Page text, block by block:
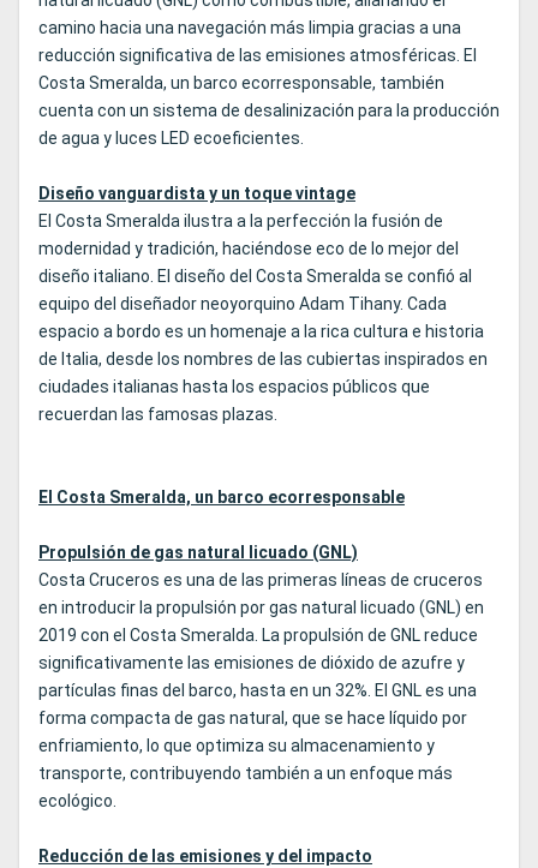
camino hacia una navegación más limpia gracias a una
reducción significativa de las emisiones atmosféricas. El
Costa Smeralda, un barco ecorresponsable, también
cuenta con un sistema de desalinización para la producción
de agua y luces LED ecoeficientes.
Diseño vanguardista y un toque vintage
El Costa Smeralda ilustra a la perfección la fusión de
modernidad y tradición, haciéndose eco de lo mejor del
diseño italiano. El diseño del Costa Smeralda se confió al
equipo del diseñador neoyorquino Adam Tihany. Cada
espacio a bordo es un homenaje a la rica cultura e historia
de Italia, desde los nombres de las cubiertas inspirados en
ciudades italianas hasta los espacios públicos que
recuerdan las famosas plazas.
El Costa Smeralda, un barco ecorresponsable
Propulsión de gas natural licuado (GNL)
Costa Cruceros es una de las primeras líneas de cruceros
en introducir la propulsión por gas natural licuado (GNL) en
2019 con el Costa Smeralda. La propulsión de GNL reduce
significativamente las emisiones de dióxido de azufre y
partículas finas del barco, hasta en un 32%. El GNL es una
forma compacta de gas natural, que se hace líquido por
enfriamiento, lo que optimiza su almacenamiento y
transporte, contribuyendo también a un enfoque más
ecológico.
Reducción de las emisiones y del impacto